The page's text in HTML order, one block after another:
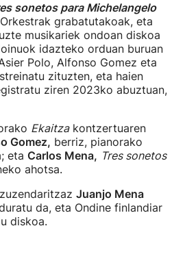
sonetos para Michelangelo
grabatutakoak, eta
musikariek ondoan diskoa
idazteko orduan buruan
Polo, Alfonso Gomez eta
zituzten, eta haien
ziren 2023ko abuztuan,
Ekaitzakontzertuaren
Gomez, berriz, pianorako
eta Carlos Mena, Tres sonetos
ahotsa.
Juanjo Mena
da, eta Ondine finlandiar
diskoa.